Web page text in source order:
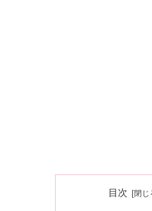
目次